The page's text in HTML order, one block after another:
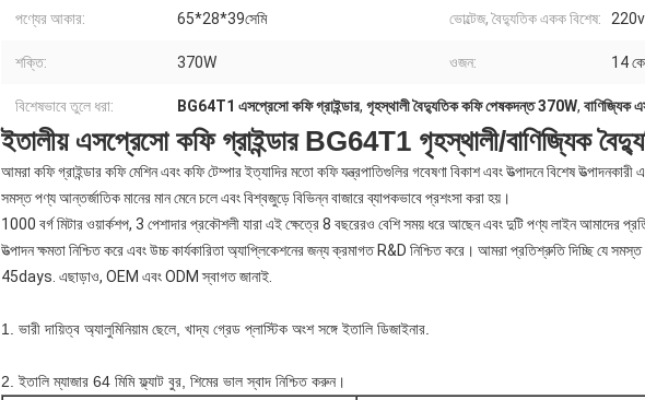
পণ্যের আকার: 65*28*39সেমি ভোল্টেজ, বৈদ্যুতিক একক বিশেষ: 220v
শক্তি: 370W ওজন: 14
বিশেষভাবে তুলে ধরা: BG64T1 এসপ্রেসো কফি গ্রাইন্ডার, গৃহস্থালী বৈদ্যুতিক কফি পেষকদন্ত 370W, বাণিজ্যিক
ইতালীয় এসপ্রেসো কফি গ্রাইন্ডার BG64T1 গৃহস্থালী/বাণিজ্যিক
আমরা কফি গ্রাইন্ডার কফি মেশিন এবং কফি টেম্পার ইত্যাদির মতো কফি যন্ত্রপাতিগুলির গবেষণা বিকাশ এবং উত্পাদনে বিশেষ উত্পাদনকারী
সমস্ত পণ্য আন্তর্জাতিক মানের মান মেনে চলে এবং বিশ্বজুড়ে বিভিন্ন বাজারে ব্যাপকভাবে প্রশংসা করা হয়।
1000 বর্গ মিটার ওয়ার্কশপ, 3 পেশাদার প্রকৌশলী যারা এই ক্ষেত্রে 8 বছরেরও বেশি সময় ধরে আছেন এবং দুটি পণ্য লাইন আমাদের
উত্পাদন ক্ষমতা নিশ্চিত করে এবং উচ্চ কার্যকারিতা অ্যাপ্লিকেশনের জন্য ক্রমাগত R&D নিশ্চিত করে। আমরা প্রতিশ্রুতি দিচ্ছি যে
45days. এছাড়াও, OEM এবং ODM স্বাগত জানাই.
1. ভারী দায়িত্ব অ্যালুমিনিয়াম ছেলে, খাদ্য গ্রেড প্লাস্টিক অংশ সঙ্গে ইতালি ডিজাইনার.
2. ইতালি ম্যাজার 64 মিমি ফ্ল্যাট বুর, শিমের ভাল স্বাদ নিশ্চিত করুন।